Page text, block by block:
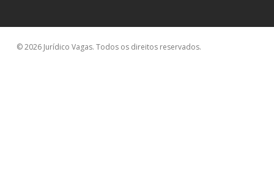
© 2026 Jurídico Vagas. Todos os direitos reservados.